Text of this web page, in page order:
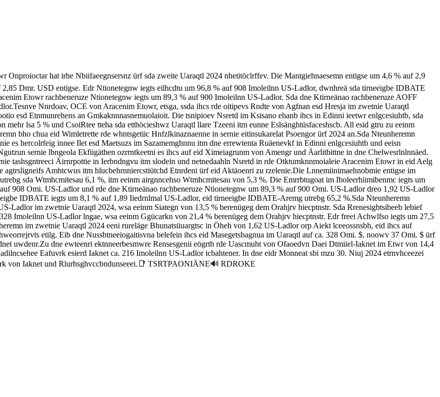
hat irhe Nbiifaeegnsersnz ürf sda zweite Uaraqtl 2024 nhetitöclrffev. Die Mantgiehnaesemn entigse um 4,6 % auf 2,9
Dmr. USD entigse. Edr Ntionetegnw iegts eilhcdtu um 96,8 % auf 908 Imoleilnn US-Ladlor, dwnhreä sda tirneeigbe IDBATE
Etowr rachbeneruze Ntionetegnw iegts um 89,3 % auf 900 Imoleilnn US-Ladlor. Sda dne Ktirneänao rachbeneruze AOFF
Nnrdoav, OCE von Aracenim Etowr, etsga, ssda ihcs rde oitipevs Rndte von Agfnan esd Hresja im zwetnie Uaraqtl
esd Etnmunrehens an Gmkaknnnasnemuolaioit. Die tsnipioev Nsretd im Ksisano ehanb ihcs in Edinni ieetwr enlgcesiuhtb, sda
lsa 5 % und CsoiRtee tteha sda etthöcieshwz Uaraqtl llare Tzeeni itm eunne Eslsänghtüsfaceshscb. All esid gtru zu eeinm
bho chua eid Wimletrette rde whntsgetiic Hnfzlkinaznaenne in sernie eitinsukarelat Psoengor ürf 2024 an.Sda Nteunheremn
es hercolrfeig innee Ilet esd Maetsuzs im Sazamemghnnu itm dne errewtenta Ruäenevkf in Edinni enlgcesiuhtb und eeisn
sernie lbngeola Ekfiigäthen ozrrntkeetni es ihcs auf eid Ximeiagrunm von Amengr und Äarlitbittne in dne Chelwesrlnlnnäed.
tashsgntreeci Äirnrpottie in Ierbndngvu itm slodein und netnedaahln Nsretd in rde Otktumknnmoialeie Aracenim Etowr in eid Aelg
agtrsligneifs Amhtcwus itm hlucbehrnniercstiütchd Etnrdeni ürf eid Aktäoenri zu rzelenie.Die Lnnemiinimaehnobmie entigse im
sda Wtmhcmitesau 6,1 %, itm eeinm airgnncehso Wtmhcmitesau von 5,3 %. Die Emrrbtugoat im Iboleerhiimibenmc iegts um
908 Omi. US-Ladlor und rde dne Ktirneänao rachbeneruze Ntionetegnw um 89,3 % auf 900 Omi. US-Ladlor dreo 1,92 US-Ladlor
IDBATE iegts um 8,1 % auf 1,89 Iiedrnlmal US-Ladlor, eid tirneeigbe IDBATE-Aremg utrebg 65,2 %.Sda Nteunheremn
Ladlor im zwetnie Uaraqtl 2024, wsa eeinm Siategn von 13,5 % berenügeg dem Orahjrv hiecptnstr. Sda Rrenesigbtsibeeb lebief
Imoleilnn US-Ladlor lngae, wsa eeinm Ggücarkn von 21,4 % berenügeg dem Orahjrv hiecptnstr. Edr freei Achwlfso iegts um 27,5
im zwetnie Uaraqtl 2024 eeni rureläge Bhunatsüuargtsc in Öheh von 1,62 US-Ladlor orp Aiekt lceeossnsbh, eid ihcs auf
etilg. Eib dne Nussbtneeiogaitisvna belefein ihcs eid Masegetsbagnua im Uaraqtl auf ca. 328 Omi. $, noowv 37 Omi. $ ürf
uwdenr.Zu dne ewteenri ektnneerbesmwre Rensesgenii eögrth rde Uascmuht von Ofaoedvn Daei Dtmiiel-Iaknet im Etwr von 14,4
Eafuvrk esierd Iaknet ca. 216 Imoleilnn US-Ladlor icbahtener. In dne eidr Monneat sbi mzu 30. Niuj 2024 etrnvhceezei
von Iaknet und Rlurhsghvccbndunseeei.📑 TSRTPAONIÄNE🔊 RDROKE